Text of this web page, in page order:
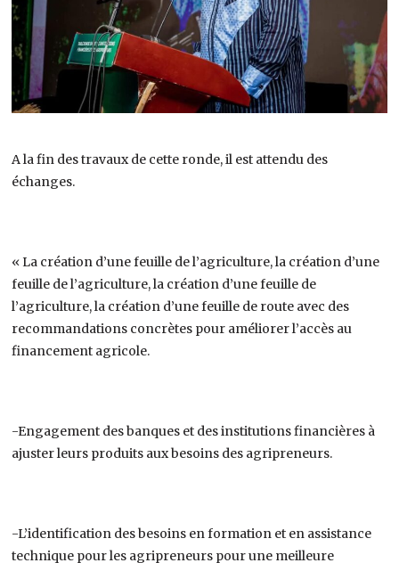
A la fin des travaux de cette ronde, il est attendu des
échanges.
« La création d’une feuille de l’agriculture, la création d’une
feuille de l’agriculture, la création d’une feuille de
l’agriculture, la création d’une feuille de route avec des
recommandations concrètes pour améliorer l’accès au
financement agricole.
-Engagement des banques et des institutions financières à
ajuster leurs produits aux besoins des agripreneurs.
-L’identification des besoins en formation et en assistance
technique pour les agripreneurs pour une meilleure